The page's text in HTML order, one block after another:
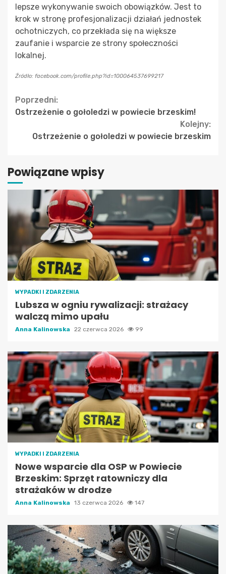
lepsze wykonywanie swoich obowiązków. Jest to
krok w stronę profesjonalizacji działań jednostek
ochotniczych, co przekłada się na większe
zaufanie i wsparcie ze strony społeczności
lokalnej.
Źródło: facebook.com/profile.php?id=100064537699217
Continue
Reading
Poprzedni:
Ostrzeżenie o gołoledzi w powiecie brzeskim!
Kolejny:
Ostrzeżenie o gołoledzi w powiecie brzeskim
Powiązane wpisy
WYPADKI I ZDARZENIA
Lubsza w ogniu rywalizacji: strażacy
walczą mimo upału
Anna Kalinowska 22 czerwca 2026 99
WYPADKI I ZDARZENIA
Nowe wsparcie dla OSP w Powiecie
Brzeskim: Sprzęt ratowniczy dla
strażaków w drodze
Anna Kalinowska 13 czerwca 2026 147